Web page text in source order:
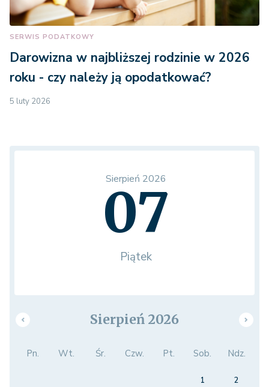
SERWIS PODATKOWY
Darowizna w najbliższej rodzinie w 2026
roku - czy należy ją opodatkować?
5 luty 2026
Sierpień 2026
07
Piątek
Sierpień 2026
Pn. Wt. Śr. Czw. Pt. Sob. Ndz.
1
2